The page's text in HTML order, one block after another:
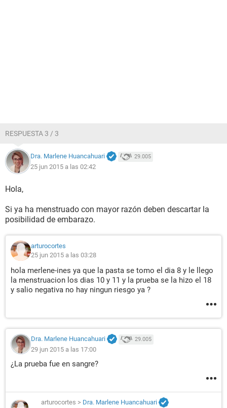
RESPUESTA 3 / 3
Dra. Marlene Huancahuari 29.005
25 jun 2015 a las 02:42
Hola,
Si ya ha menstruado con mayor razón deben descartar la
posibilidad de embarazo.
arturocortes
25 jun 2015 a las 03:28
hola merlene-ines ya que la pasta se tomo el dia 8 y le llego
la menstruacion los dias 10 y 11 y la prueba se la hizo el 18
y salio negativa no hay ningun riesgo ya ?
Dra. Marlene Huancahuari 29.005
29 jun 2015 a las 17:00
¿La prueba fue en sangre?
arturocortes > Dra. Marlene Huancahuari